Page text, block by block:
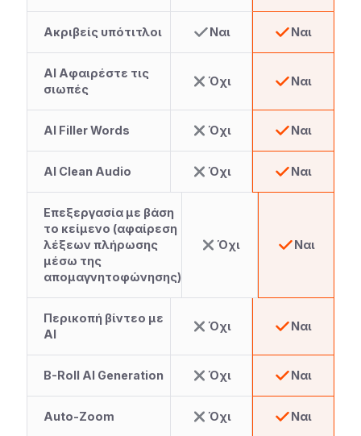
Ακριβείς υπότιτλοι Ναι Ναι
AI Αφαιρέστε τις
σιωπές
Όχι Ναι
AI Filler Words Όχι Ναι
AI Clean Audio Όχι Ναι
Επεξεργασία με βάση
το κείμενο (αφαίρεση
λέξεων πλήρωσης
μέσω της
απομαγνητοφώνησης)
Όχι Ναι
Περικοπή βίντεο με
AI
Όχι Ναι
B-Roll AI Generation Όχι Ναι
Auto-Zoom Όχι Ναι